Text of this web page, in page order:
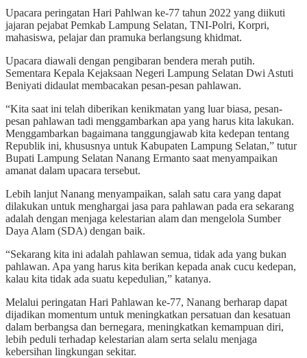
Upacara peringatan Hari Pahlwan ke-77 tahun 2022 yang diikuti
jajaran pejabat Pemkab Lampung Selatan, TNI-Polri, Korpri,
mahasiswa, pelajar dan pramuka berlangsung khidmat.
Upacara diawali dengan pengibaran bendera merah putih.
Sementara Kepala Kejaksaan Negeri Lampung Selatan Dwi Astuti
Beniyati didaulat membacakan pesan-pesan pahlawan.
“Kita saat ini telah diberikan kenikmatan yang luar biasa, pesan-
pesan pahlawan tadi menggambarkan apa yang harus kita lakukan.
Menggambarkan bagaimana tanggungjawab kita kedepan tentang
Republik ini, khususnya untuk Kabupaten Lampung Selatan,” tutur
Bupati Lampung Selatan Nanang Ermanto saat menyampaikan
amanat dalam upacara tersebut.
Lebih lanjut Nanang menyampaikan, salah satu cara yang dapat
dilakukan untuk menghargai jasa para pahlawan pada era sekarang
adalah dengan menjaga kelestarian alam dan mengelola Sumber
Daya Alam (SDA) dengan baik.
“Sekarang kita ini adalah pahlawan semua, tidak ada yang bukan
pahlawan. Apa yang harus kita berikan kepada anak cucu kedepan,
kalau kita tidak ada suatu kepedulian,” katanya.
Melalui peringatan Hari Pahlawan ke-77, Nanang berharap dapat
dijadikan momentum untuk meningkatkan persatuan dan kesatuan
dalam berbangsa dan bernegara, meningkatkan kemampuan diri,
lebih peduli terhadap kelestarian alam serta selalu menjaga
kebersihan lingkungan sekitar.